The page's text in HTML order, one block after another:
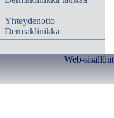
Yhteydenotto
Dermaklinikka
Web-